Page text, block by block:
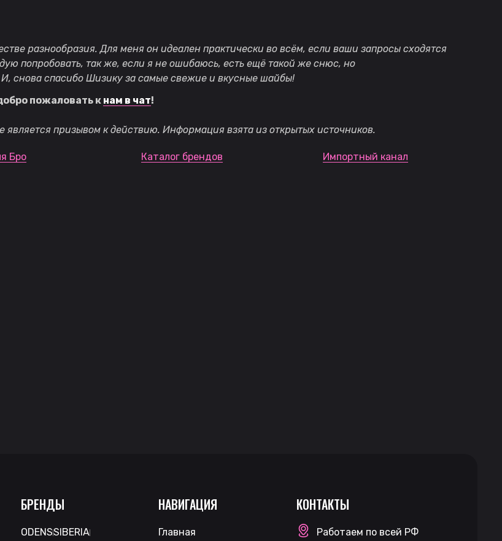
разнообразия. Для меня он идеален практически во всём, если ваши запросы сходятся
попробовать, так же, если я не ошибаюсь, есть ещё такой же снюс, но
снова спасибо Шизику за самые свежие и вкусные шайбы!
пожаловать к нам в чат!
призывом к действию. Информация взята из открытых источников.
Бро Каталог брендов Импортный канал
БРЕНДЫ
ODENSSIBERIA
НАВИГАЦИЯ
Главная
КОНТАКТЫ
Работаем по всей РФ